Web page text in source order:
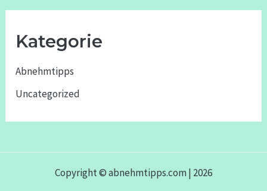
Kategorie
Abnehmtipps
Uncategorized
Copyright © abnehmtipps.com | 2026